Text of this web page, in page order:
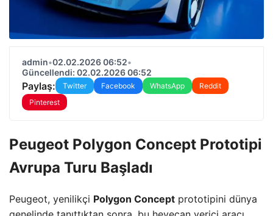
admin•02.02.2026 06:52•
Güncellendi: 02.02.2026 06:52
Paylaş: Twitter Facebook WhatsApp
Reddit
Pinterest
Peugeot Polygon Concept Prototipi
Avrupa Turu Başladı
Peugeot, yenilikçi Polygon Concept prototipini dünya